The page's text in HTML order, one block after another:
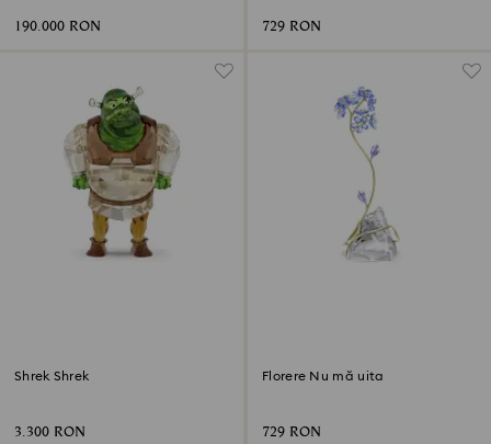
190.000 RON 729 RON
Shrek Shrek
3.300 RON
Florere Nu mă uita
729 RON